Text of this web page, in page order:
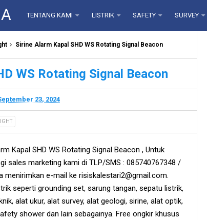
TENTANG KAMI LISTRIK SAFETY SURVEY
Sirine Alarm Kapal SHD WS Rotating Signal Beacon
WS Rotating Signal Beacon
23, 2024
Kapal SHD WS Rotating Signal Beacon , Untuk
sales marketing kami di TLP/SMS : 085740767348 /
menirimkan e-mail ke risiskalestari2@gmail.com.
seperti grounding set, sarung tangan, sepatu listrik,
alat ukur, alat survey, alat geologi, sirine, alat optik,
shower dan lain sebagainya. Free ongkir khusus